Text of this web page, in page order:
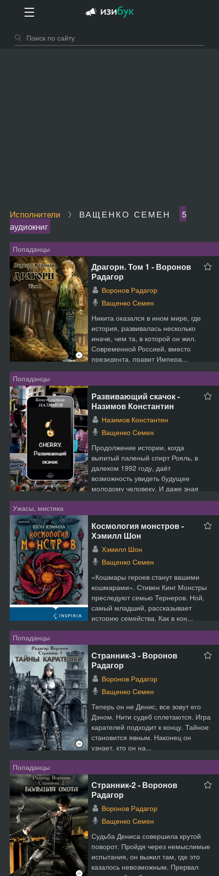
Исполнители ВАЩЕНКО СЕМЕН
5
аудиокниг
Попаданцы
Драгорн. Том 1 - Воронов
Радагор
Воронов Радагор
Ващенко Семен
Никита оказался в ином мире, где
история, развивалась несколько
иначе, чем та, в которой он жил.
Современной Россией, вместо
президента, правит Импера...
Попаданцы
Развивающий скачок -
Назимов Константин
Назимов Константин
Ващенко Семен
Продолжение истории, когда
выпитый паленый спирт Рояль, в
далеком 1992 году, даёт
возможность увидеть будущее
молодому человеку. И даже зная
предстоящ...
Ужасы, мистика
Космология монстров -
Хэмилл Шон
Хэмилл Шон
Ващенко Семен
«Кошмары героев станут вашими
кошмарами». Стивен Кинг Монстры
преследуют семью Тернеров. Ной,
самый младший, рассказывает
историю семейства. Как в кон...
Попаданцы
Странник-3 - Воронов
Радагор
Воронов Радагор
Ващенко Семен
Теперь он не Денис, все зовут его
Дэном. Нити судеб сплетаются. Игра
карателей подходит к концу. Тайное
становится явным. Наконец он
узнает, кто он на...
Попаданцы
Странник-2 - Воронов
Радагор
Воронов Радагор
Ващенко Семен
Судьба Дениса совершила крутой
поворот. Пройдя через немыслимые
испытания, он выжил там, где это
казалось невозможным. Прервал